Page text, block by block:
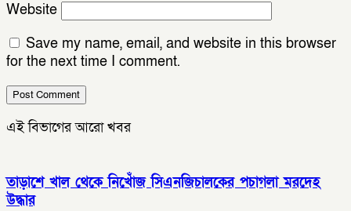
Website
Save my name, email, and website in this browser
for the next time I comment.
এই বিভাগের আরো খবর
তাড়াশে খাল থেকে নিখোঁজ সিএনজিচালকের পচাগলা মরদেহ
উদ্ধার